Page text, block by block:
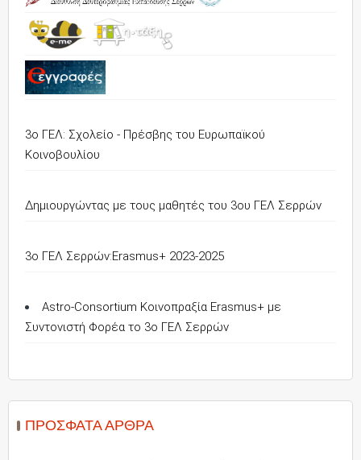
3ο ΓΕΛ: Σχολείο - Πρέσβης του Ευρωπαϊκού
Κοινοβουλίου
Δημιουργώντας με τους μαθητές του 3ου ΓΕΛ Σερρών
3o ΓΕΛ Σερρών:Erasmus+ 2023-2025
Astro-Consortium Κοινοπραξία Erasmus+ με
Συντονιστή Φορέα το 3ο ΓΕΛ Σερρών
ΠΡΌΣΦΑΤΑ ΆΡΘΡΑ